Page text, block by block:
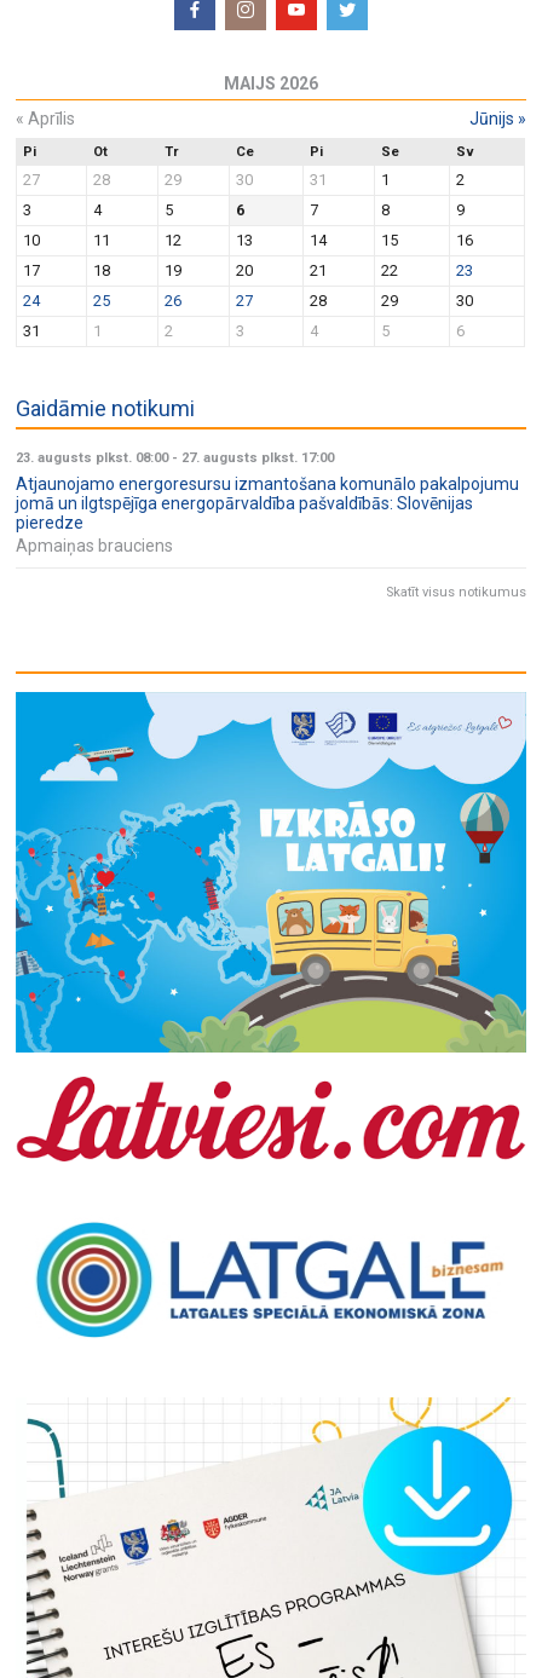
s
N
a
v
g
a
t
n
t
i
o
n
MAIJS 2026
« Aprīlis Jūnijs »
Pi Ot Tr Ce Pi Se Sv
27 28 29 30 31 1
2
3
4 5 6 7 8
9
10
11 12 13 14 15
16
17
18 19 20 21 22
23
24
25 26 27 28 29
30
31
1 2 3 4 5 6
Gaidāmie notikumi
23. augusts plkst. 08:00- 27. augusts plkst. 17:00
Atjaunojamo energoresursu izmantošana komunālo pakalpojumu
jomā un ilgtspējīga energopārvaldība pašvaldībās: Slovēnijas
pieredze
Apmaiņas brauciens
Skatīt visus notikumus